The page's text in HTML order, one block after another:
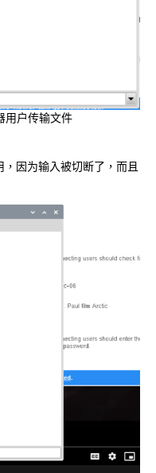
用户传输文件
因为输入被切断了，而且